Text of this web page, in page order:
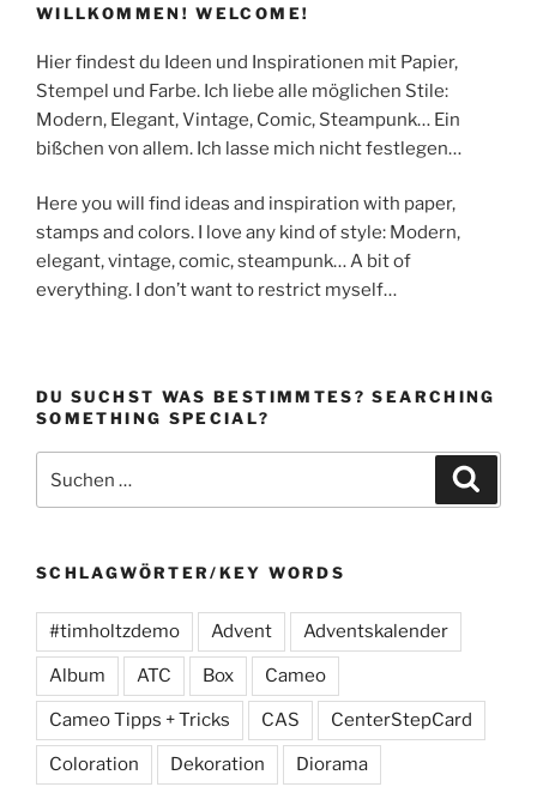
WILLKOMMEN! WELCOME!
Hier findest du Ideen und Inspirationen mit Papier,
Stempel und Farbe. Ich liebe alle möglichen Stile:
Modern, Elegant, Vintage, Comic, Steampunk… Ein
bißchen von allem. Ich lasse mich nicht festlegen…
Here you will find ideas and inspiration with paper,
stamps and colors. I love any kind of style: Modern,
elegant, vintage, comic, steampunk… A bit of
everything. I don’t want to restrict myself…
DU SUCHST WAS BESTIMMTES? SEARCHING
SOMETHING SPECIAL?
nach:
SCHLAGWÖRTER/KEY WORDS
#timholtzdemo Advent Adventskalender
Album ATC Box Cameo
Cameo Tipps + Tricks CAS CenterStepCard
Coloration Dekoration Diorama